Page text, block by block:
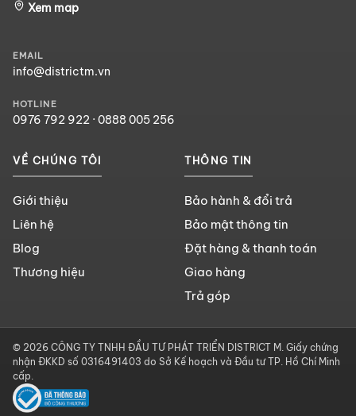
Xem map
EMAIL
info@districtm.vn
HOTLINE
0976 792 922 · 0888 005 256
VỀ CHÚNG TÔI
Giới thiệu
Liên hệ
Blog
Thương hiệu
THÔNG TIN
Bảo hành & đổi trả
Bảo mật thông tin
Đặt hàng & thanh toán
Giao hàng
Trả góp
© 2026 CÔNG TY TNHH ĐẦU TƯ PHÁT TRIỂN DISTRICT M. Giấy chứng
nhận ĐKKD số 0316491403 do Sở Kế hoạch và Đầu tư TP. Hồ Chí Minh
cấp.